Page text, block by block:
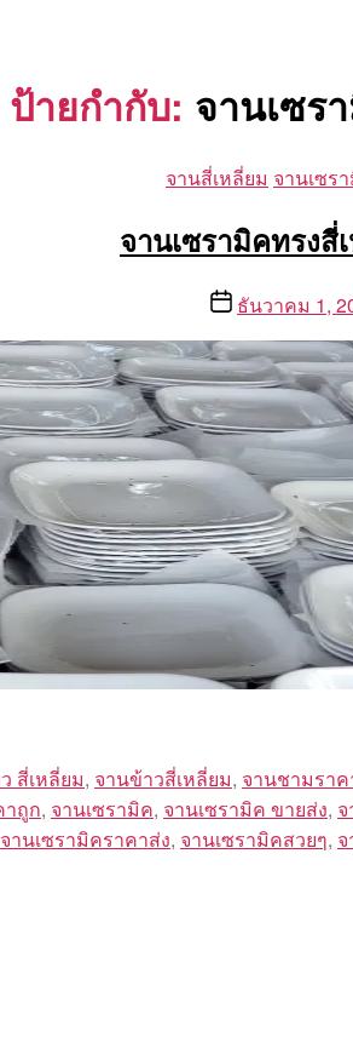
ป้ายกำกับ: จานเซร
จานสี่เหลี่ยม จานเซร
จานเซรามิคทรงสี่
Postธันวาคม 1,
สี่เหลี่ยม, จานข้าวสี่เหลี่ยม, จานชามราค
าถูก, จานเซรามิค, จานเซรามิค ขายส่ง,
จานเซรามิคราคาส่ง, จานเซรามิคสวยๆ,